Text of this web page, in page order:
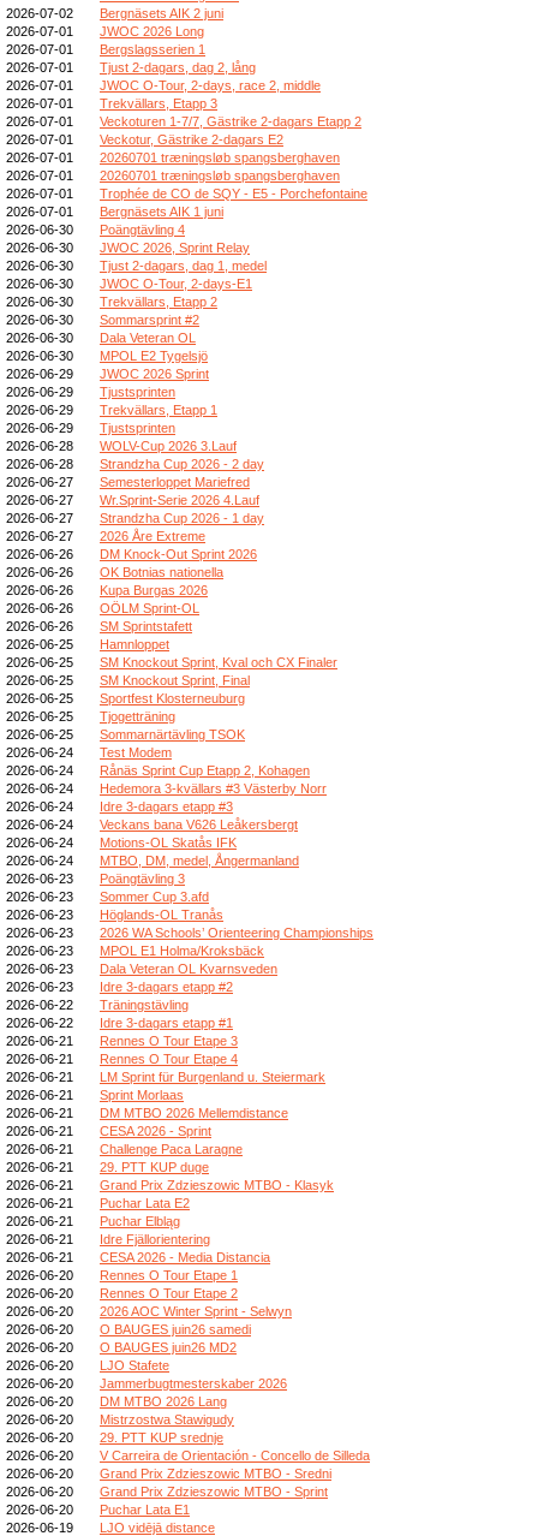
2026-07-02
Bergnäsets AIK 2 juni
2026-07-01
JWOC 2026 Long
2026-07-01
Bergslagsserien 1
2026-07-01
Tjust 2-dagars, dag 2, lång
2026-07-01
JWOC O-Tour, 2-days, race 2, middle
2026-07-01
Trekvällars, Etapp 3
2026-07-01
Veckoturen 1-7/7, Gästrike 2-dagars Etapp 2
2026-07-01
Veckotur, Gästrike 2-dagars E2
2026-07-01
20260701 træningsløb spangsberghaven
2026-07-01
20260701 træningsløb spangsberghaven
2026-07-01
Trophée de CO de SQY - E5 - Porchefontaine
2026-07-01
Bergnäsets AIK 1 juni
2026-06-30
Poängtävling 4
2026-06-30
JWOC 2026, Sprint Relay
2026-06-30
Tjust 2-dagars, dag 1, medel
2026-06-30
JWOC O-Tour, 2-days-E1
2026-06-30
Trekvällars, Etapp 2
2026-06-30
Sommarsprint #2
2026-06-30
Dala Veteran OL
2026-06-30
MPOL E2 Tygelsjö
2026-06-29
JWOC 2026 Sprint
2026-06-29
Tjustsprinten
2026-06-29
Trekvällars, Etapp 1
2026-06-29
Tjustsprinten
2026-06-28
WOLV-Cup 2026 3.Lauf
2026-06-28
Strandzha Cup 2026 - 2 day
2026-06-27
Semesterloppet Mariefred
2026-06-27
Wr.Sprint-Serie 2026 4.Lauf
2026-06-27
Strandzha Cup 2026 - 1 day
2026-06-27
2026 Åre Extreme
2026-06-26
DM Knock-Out Sprint 2026
2026-06-26
OK Botnias nationella
2026-06-26
Kupa Burgas 2026
2026-06-26
OÖLM Sprint-OL
2026-06-26
SM Sprintstafett
2026-06-25
Hamnloppet
2026-06-25
SM Knockout Sprint, Kval och CX Finaler
2026-06-25
SM Knockout Sprint, Final
2026-06-25
Sportfest Klosterneuburg
2026-06-25
Tjogetträning
2026-06-25
Sommarnärtävling TSOK
2026-06-24
Test Modem
2026-06-24
Rånäs Sprint Cup Etapp 2, Kohagen
2026-06-24
Hedemora 3-kvällars #3 Västerby Norr
2026-06-24
Idre 3-dagars etapp #3
2026-06-24
Veckans bana V626 Leåkersbergt
2026-06-24
Motions-OL Skatås IFK
2026-06-24
MTBO, DM, medel, Ångermanland
2026-06-23
Poängtävling 3
2026-06-23
Sommer Cup 3.afd
2026-06-23
Höglands-OL Tranås
2026-06-23
2026 WA Schools’ Orienteering Championships
2026-06-23
MPOL E1 Holma/Kroksbäck
2026-06-23
Dala Veteran OL Kvarnsveden
2026-06-23
Idre 3-dagars etapp #2
2026-06-22
Träningstävling
2026-06-22
Idre 3-dagars etapp #1
2026-06-21
Rennes O Tour Etape 3
2026-06-21
Rennes O Tour Etape 4
2026-06-21
LM Sprint für Burgenland u. Steiermark
2026-06-21
Sprint Morlaas
2026-06-21
DM MTBO 2026 Mellemdistance
2026-06-21
CESA 2026 - Sprint
2026-06-21
Challenge Paca Laragne
2026-06-21
29. PTT KUP duge
2026-06-21
Grand Prix Zdzieszowic MTBO - Klasyk
2026-06-21
Puchar Lata E2
2026-06-21
Puchar Elbląg
2026-06-21
Idre Fjällorientering
2026-06-21
CESA 2026 - Media Distancia
2026-06-20
Rennes O Tour Etape 1
2026-06-20
Rennes O Tour Etape 2
2026-06-20
2026 AOC Winter Sprint - Selwyn
2026-06-20
O BAUGES juin26 samedi
2026-06-20
O BAUGES juin26 MD2
2026-06-20
LJO Stafete
2026-06-20
Jammerbugtmesterskaber 2026
2026-06-20
DM MTBO 2026 Lang
2026-06-20
Mistrzostwa Stawigudy
2026-06-20
29. PTT KUP srednje
2026-06-20
V Carreira de Orientación - Concello de Silleda
2026-06-20
Grand Prix Zdzieszowic MTBO - Sredni
2026-06-20
Grand Prix Zdzieszowic MTBO - Sprint
2026-06-20
Puchar Lata E1
2026-06-19
LJO vidējā distance